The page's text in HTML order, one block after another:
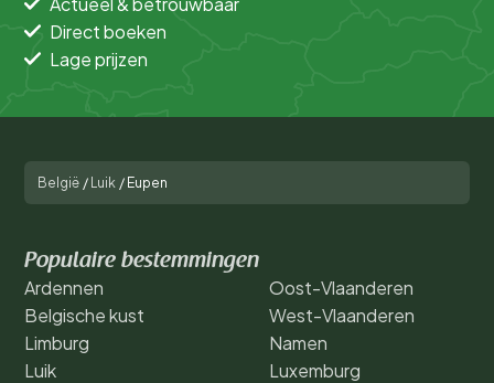
Direct boeken
Lage prijzen
België / Luik / Eupen
Populaire bestemmingen
Ardennen
Belgische kust
Limburg
Luik
Oost-Vlaanderen
West-Vlaanderen
Namen
Luxemburg